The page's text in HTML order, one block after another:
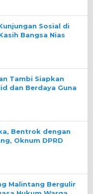
Sosial di
Bangsa Nias
Tambi Siapkan
dan Berdaya Guna
Bentrok dengan
Oknum DPRD
Malintang Bergulir